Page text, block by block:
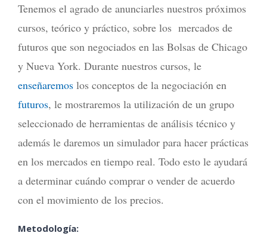
Tenemos el agrado de anunciarles nuestros próximos
cursos, teórico y práctico, sobre los mercados de
futuros que son negociados en las Bolsas de Chicago
y Nueva York. Durante nuestros cursos, le
enseñaremos los conceptos de la negociación en
futuros, le mostraremos la utilización de un grupo
seleccionado de herramientas de análisis técnico y
además le daremos un simulador para hacer prácticas
en los mercados en tiempo real. Todo esto le ayudará
a determinar cuándo comprar o vender de acuerdo
con el movimiento de los precios.
Metodología: